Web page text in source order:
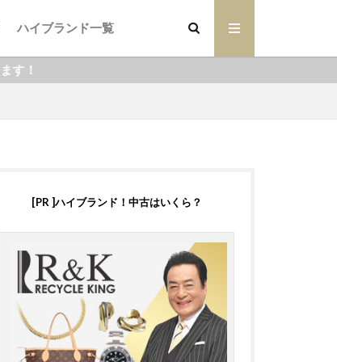
ハイブランド一覧
[PR ]ハイブランド！中古はいくら？